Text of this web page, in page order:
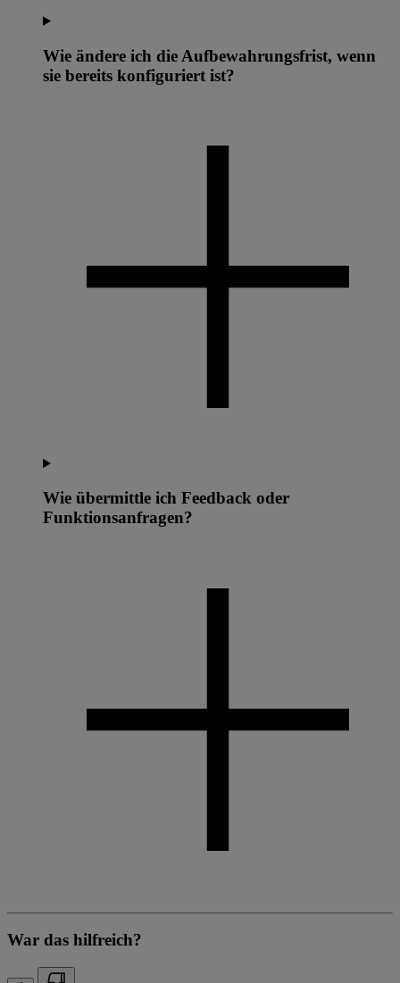
Wie ändere ich die Aufbewahrungsfrist, wenn
sie bereits konfiguriert ist?
Wie übermittle ich Feedback oder
Funktionsanfragen?
War das hilfreich?